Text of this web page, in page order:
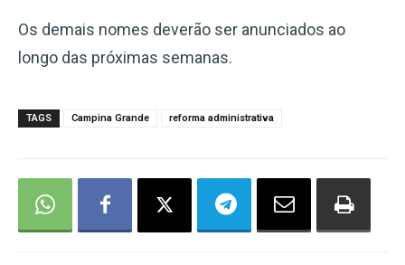
Os demais nomes deverão ser anunciados ao
longo das próximas semanas.
TAGS Campina Grande reforma administrativa